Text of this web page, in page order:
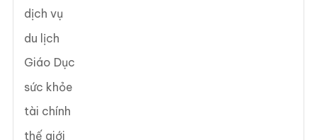
dịch vụ
du lịch
Giáo Dục
sức khỏe
tài chính
thế giới